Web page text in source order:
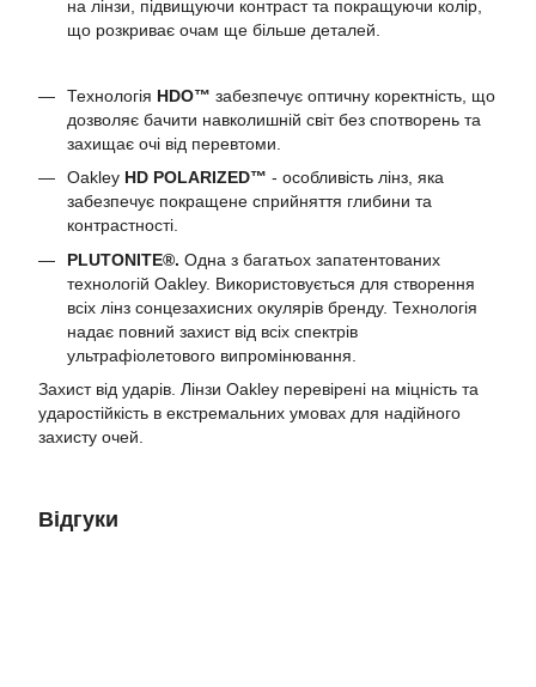
на лінзи, підвищуючи контраст та покращуючи колір,
що розкриває очам ще більше деталей.
Технологія HDO™ забезпечує оптичну коректність, що
дозволяє бачити навколишній світ без спотворень та
захищає очі від перевтоми.
Oakley HD POLARIZED™ - особливість лінз, яка
забезпечує покращене сприйняття глибини та
контрастності.
PLUTONITE®. Одна з багатьох запатентованих
технологій Oakley. Використовується для створення
всіх лінз сонцезахисних окулярів бренду. Технологія
надає повний захист від всіх спектрів
ультрафіолетового випромінювання.
Захист від ударів. Лінзи Oakley перевірені на міцність та
ударостійкість в екстремальних умовах для надійного
захисту очей.
Відгуки